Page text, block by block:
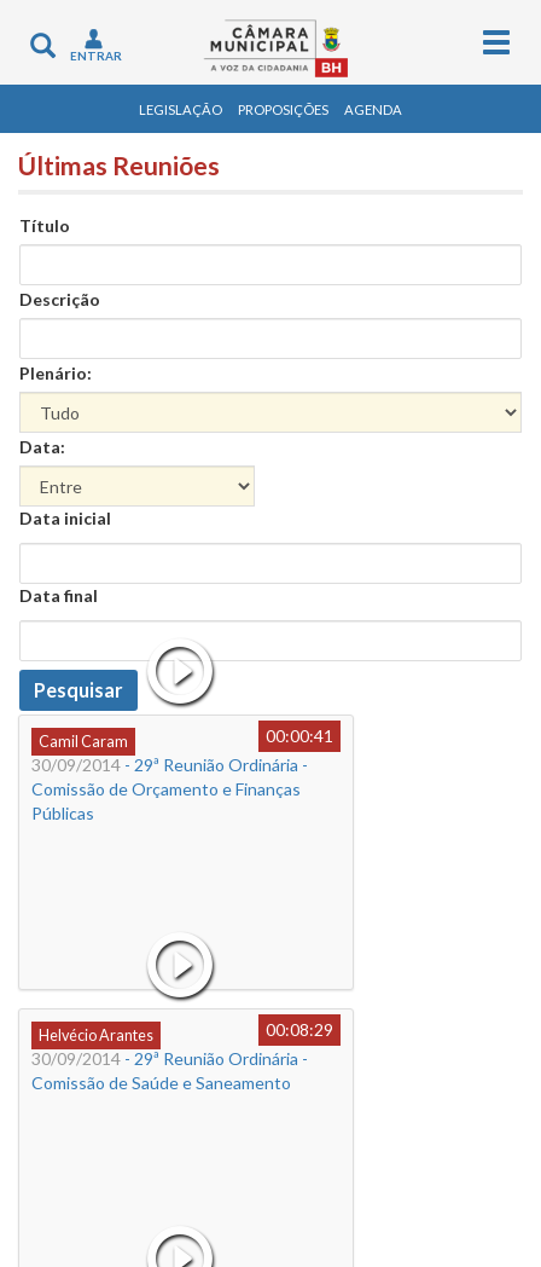
Toggle
navigation
ENTRAR
LEGISLAÇÃO PROPOSIÇÕES AGENDA
Últimas Reuniões
Título
Descrição
Plenário:
Data:
Data
Data inicial
Data
Data final
Data
Pesquisar
Camil Caram
00:00:41
30/09/2014 - 29ª Reunião Ordinária -
Comissão de Orçamento e Finanças
Públicas
Helvécio Arantes
00:08:29
30/09/2014 - 29ª Reunião Ordinária -
Comissão de Saúde e Saneamento